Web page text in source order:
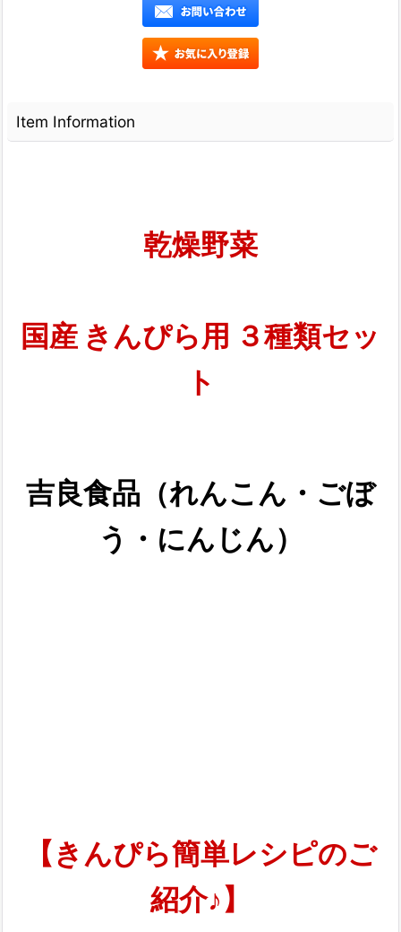
Item Information
乾燥野菜
国産 きんぴら用 ３種類セッ
ト
吉良食品（れんこん・ごぼ
う・にんじん）
【きんぴら簡単レシピのご
紹介♪】